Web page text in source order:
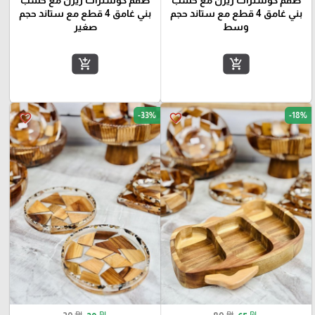
بني غامق 4 قطع مع ستاند حجم
وسط
add_shopping_cart
بني غامق 4 قطع مع ستاند حجم
صغير
add_shopping_cart
favorite_border -18%
₪ ₪
favorite_border -33%
₪ ₪